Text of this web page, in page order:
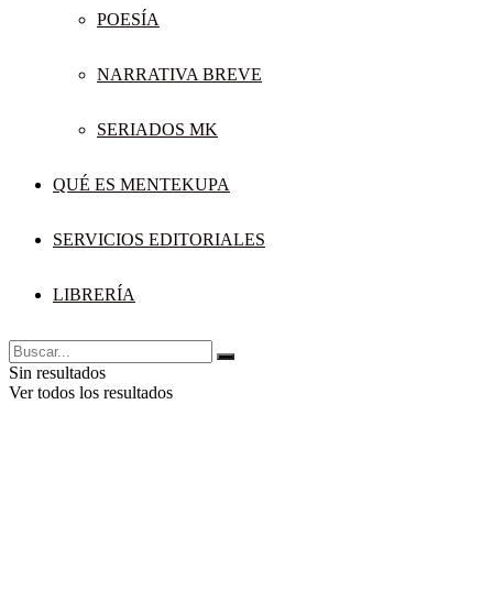
POESÍA
NARRATIVA BREVE
SERIADOS MK
QUÉ ES MENTEKUPA
SERVICIOS EDITORIALES
LIBRERÍA
Sin resultados
Ver todos los resultados